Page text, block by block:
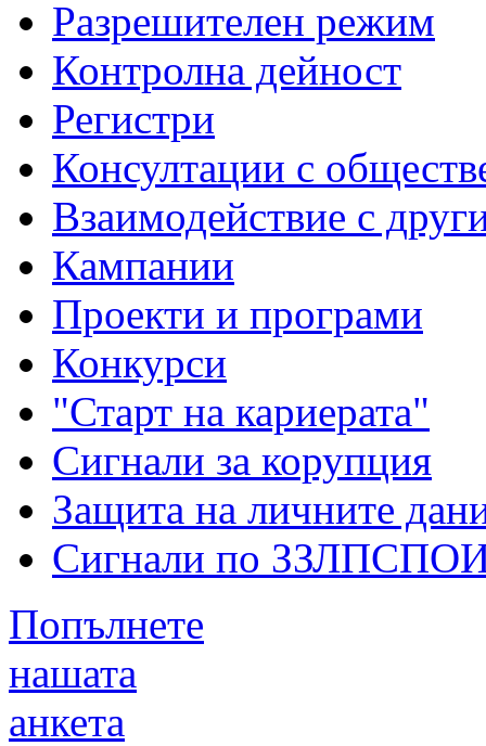
Разрешителен режим
Контролна дейност
Регистри
Консултации с
Взаимодействие с
Кампании
Проекти и програми
Конкурси
"Старт на кариерата"
Сигнали за корупция
Защита на личните
Сигнали по
Попълнете
нашата
анкета